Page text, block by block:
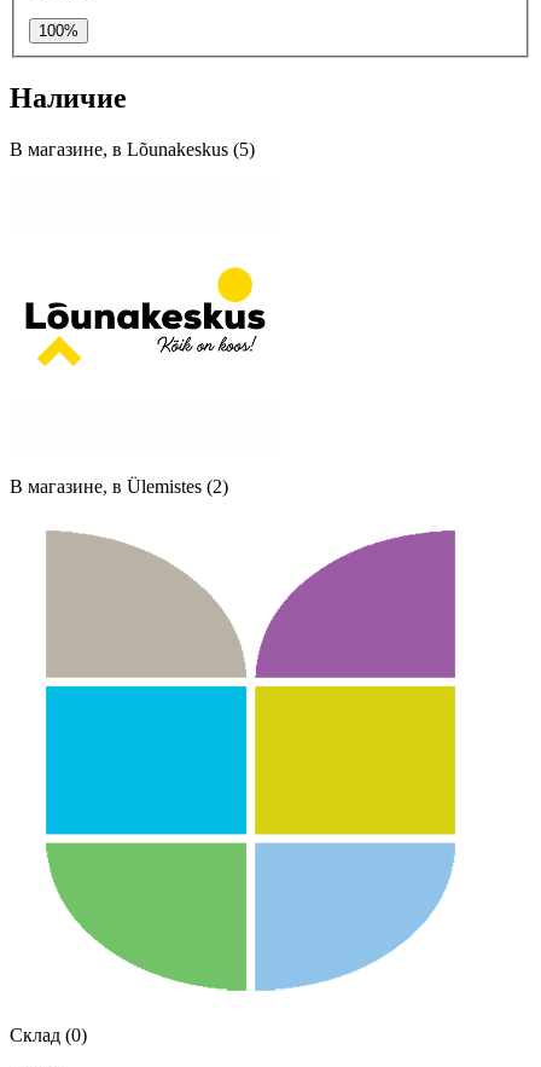
100%
Наличие
В магазине, в Lõunakeskus (5)
В магазине, в Ülemistes (2)
Склад (0)